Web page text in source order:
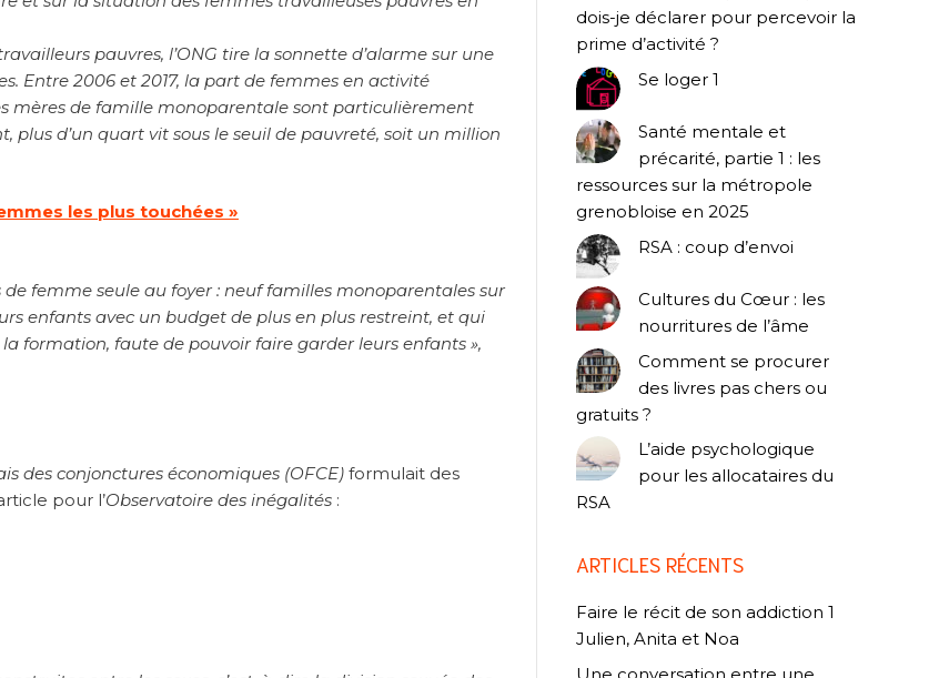
pauvres, l’ONG tire la sonnette d’alarme sur une
Entre 2006 et 2017, la part de femmes en activité
mères de famille monoparentale sont particulièrement
d’un quart vit sous le seuil de pauvreté, soit un million
les plus touchées »
femme seule au foyer : neuf familles monoparentales sur
enfants avec un budget de plus en plus restreint, et qui
formation, faute de pouvoir faire garder leurs enfants »,
des conjonctures économiques (OFCE) formulait des
pour l’Observatoire des inégalités :
dois-je déclarer pour percevoir la
prime d’activité ?
Se loger 1
Santé mentale et
précarité, partie 1 : les
ressources sur la métropole
grenobloise en 2025
RSA : coup d’envoi
Cultures du Cœur : les
nourritures de l’âme
Comment se procurer
des livres pas chers ou
gratuits ?
L’aide psychologique
pour les allocataires du
RSA
ARTICLES RÉCENTS
Faire le récit de son addiction 1
Julien, Anita et Noa